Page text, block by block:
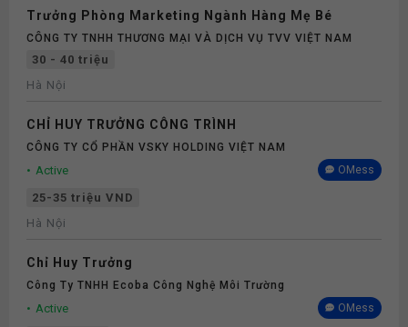
Trưởng Phòng Marketing Ngành Hàng Mẹ Bé
CÔNG TY TNHH THƯƠNG MẠI VÀ DỊCH VỤ TVV VIỆT NAM
30 - 40 triệu
Hà Nội
CHỈ HUY TRƯỞNG CÔNG TRÌNH
CÔNG TY CỔ PHẦN VSKY HOLDING VIỆT NAM
Active OMess
25-35 triệu VND
Hà Nội
Chỉ Huy Trưởng
Công Ty TNHH Ecoba Công Nghệ Môi Trường
Active OMess